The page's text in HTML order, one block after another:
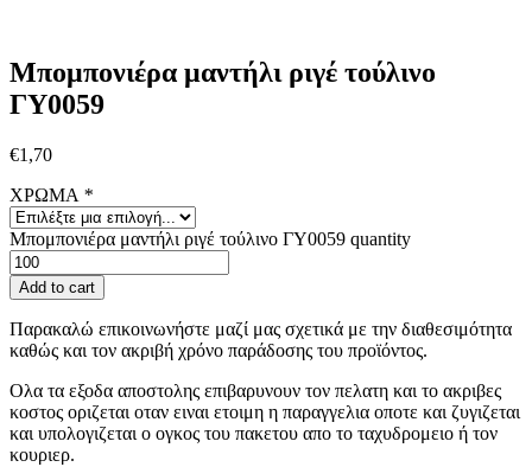
Μπομπονιέρα μαντήλι ριγέ τούλινο
ΓΥ0059
€1,70
ΧΡΩΜΑ *
Μπομπονιέρα μαντήλι ριγέ τούλινο ΓΥ0059 quantity
Add to cart
Παρακαλώ επικοινωνήστε μαζί μας σχετικά με την διαθεσιμότητα
καθώς και τον ακριβή χρόνο παράδοσης του προϊόντος.
Ολα τα εξοδα αποστολης επιβαρυνουν τον πελατη και το ακριβες
κοστος οριζεται οταν ειναι ετοιμη η παραγγελια οποτε και ζυγιζεται
και υπολογιζεται ο ογκος του πακετου απο το ταχυδρομειο ή τον
κουριερ.